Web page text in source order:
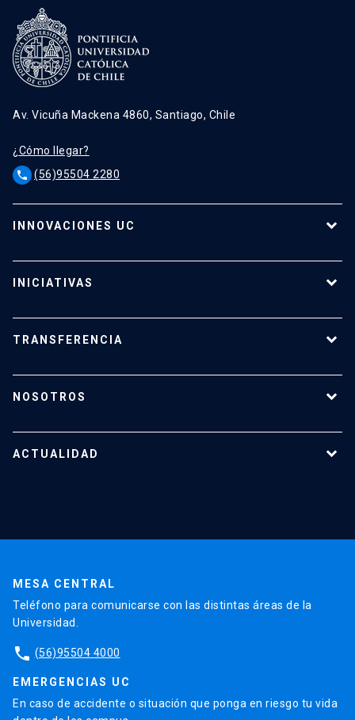
Av. Vicuña Mackena 4860, Santiago, Chile
¿Cómo llegar?
phone (56)95504 2280
INNOVACIONES UC
Oferta para empresas
INICIATIVAS
Apoyo a investigadores
TRANSFERENCIA
¿Cómo proteger mi investigación?
NOSOTROS
Nuestro equipo
ACTUALIDAD
MESA CENTRAL
Teléfono para comunicarse con las distintas áreas de la
Universidad.
phone (56)95504 4000
EMERGENCIAS UC
En caso de accidente o situación que ponga en riesgo tu vida